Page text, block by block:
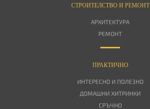
СТРОИТЕЛСТВО И РЕМОНТ
АРХИТЕКТУРА
РЕМОНТ
ПРАКТИЧНО
ИНТЕРЕСНО И ПОЛЕЗНО
ДОМАШНИ ХИТРИНКИ
СРЪЧНО